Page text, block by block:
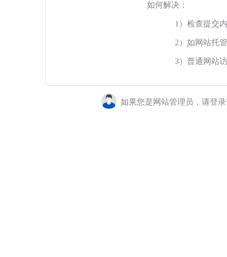
如何解决：
1）检查提交
2）如网站托
3）普通网站
如果您是网站管理员，请登